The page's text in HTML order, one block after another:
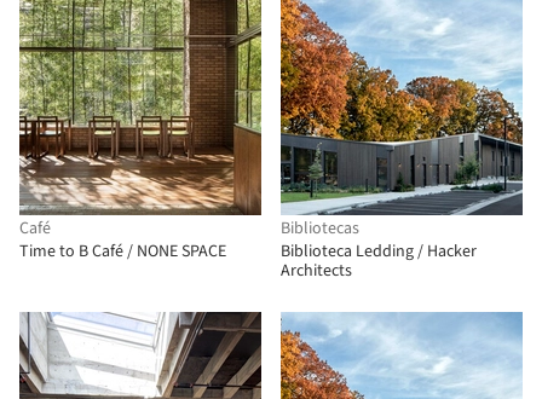
Café
Time to B Café / NONE SPACE
Bibliotecas
Biblioteca Ledding / Hacker
Architects